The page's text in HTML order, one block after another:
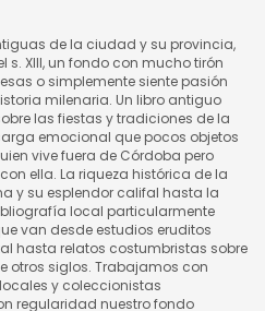
de la ciudad y su provincia,
XIII, un fondo con mucho tirón
o simplemente siente pasión
milenaria. Un libro antiguo
las fiestas y tradiciones de la
emocional que pocos objetos
vive fuera de Córdoba pero
ella. La riqueza histórica de la
y su esplendor califal hasta la
local particularmente
van desde estudios eruditos
hasta relatos costumbristas sobre
otros siglos. Trabajamos con
y coleccionistas
regularidad nuestro fondo